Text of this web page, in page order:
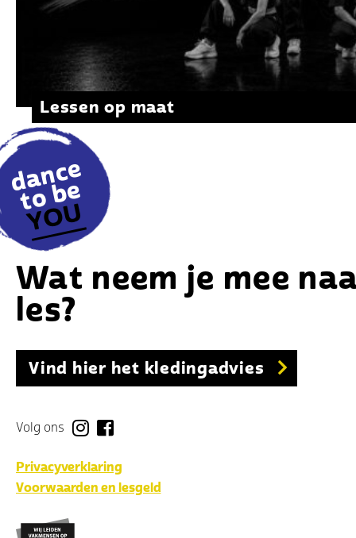
Lessen op maat
d
a
n
c
e
t
o
b
e
YOU
Wat neem je mee
les?
Vind hier het kledingadvies
Volg ons
Privacyverklaring
Voorwaarden en lesgeld